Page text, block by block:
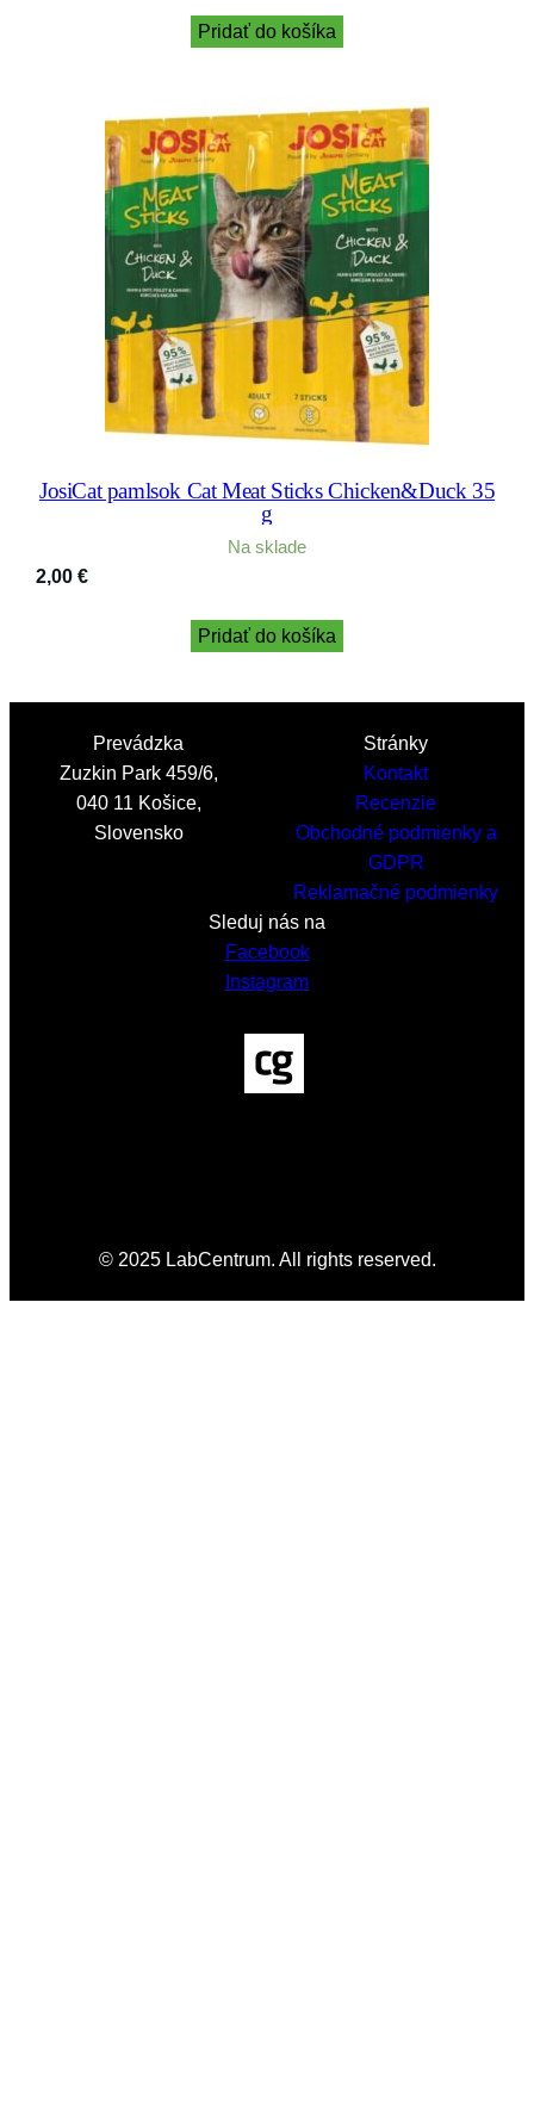
Pridať do košíka
JosiCat pamlsok Cat Meat Sticks Chicken&Duck 35
g
Na sklade
2,00 €
Pridať do košíka
Prevádzka
Zuzkin Park 459/6,
040 11 Košice,
Slovensko
Stránky
Kontakt
Recenzie
Obchodné podmienky a
GDPR
Reklamačné podmienky
Sleduj nás na
Facebook
Instagram
© 2025 LabCentrum. All rights reserved.